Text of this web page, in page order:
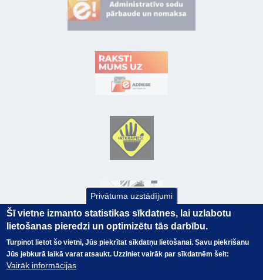
© Valsts kase 2017
Visas tiesības
EK GRĀMATVEDĪBAS KURSS
Privātuma uzstādījumi
Šī vietne izmanto statistikas sīkdatnes, lai uzlabotu
lietošanas pieredzi un optimizētu tās darbību.
Turpinot lietot šo vietni, Jūs piekrītat sīkdatņu lietošanai. Savu piekrišanu
Jūs jebkurā laikā varat atsaukt. Uzziniet vairāk par sīkdatnēm šeit:
Vairāk informācijas